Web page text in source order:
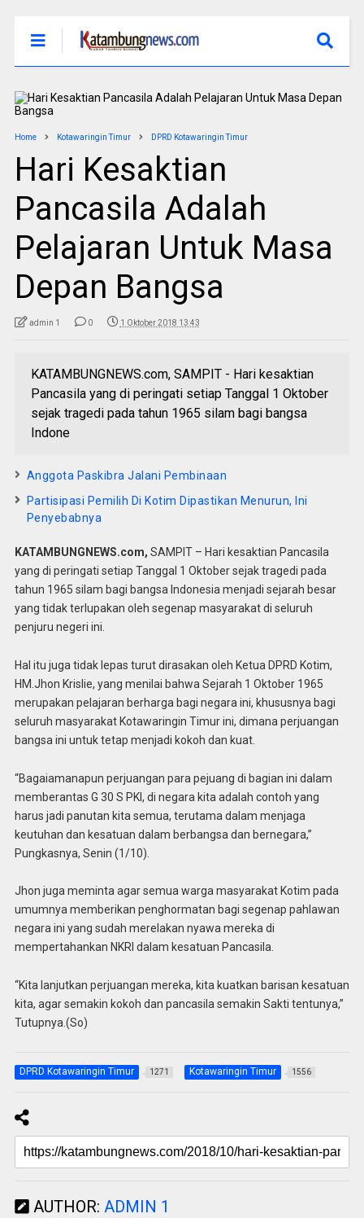
Home Kotawaringin Timur DPRD Kotawaringin Timur
Hari Kesaktian
Pancasila Adalah
Pelajaran Untuk Masa
Depan Bangsa
admin 1 0 1 Oktober 2018 13:43
KATAMBUNGNEWS.com, SAMPIT - Hari kesaktian
Pancasila yang di peringati setiap Tanggal 1 Oktober
sejak tragedi pada tahun 1965 silam bagi bangsa
Indone
Anggota Paskibra Jalani Pembinaan
Partisipasi Pemilih Di Kotim Dipastikan Menurun, Ini
Penyebabnya
KATAMBUNGNEWS.com, SAMPIT – Hari kesaktian Pancasila
yang di peringati setiap Tanggal 1 Oktober sejak tragedi pada
tahun 1965 silam bagi bangsa Indonesia menjadi sejarah besar
yang tidak terlupakan oleh segenap masyarakat di seluruh
penjuru negeri ini.
Hal itu juga tidak lepas turut dirasakan oleh Ketua DPRD Kotim,
HM.Jhon Krislie, yang menilai bahwa Sejarah 1 Oktober 1965
merupakan pelajaran berharga bagi negara ini, khususnya bagi
seluruh masyarakat Kotawaringin Timur ini, dimana perjuangan
bangsa ini untuk tetap menjadi kokoh dan kuat.
“Bagaiamanapun perjuangan para pejuang di bagian ini dalam
memberantas G 30 S PKI, di negara kita adalah contoh yang
harus jadi panutan kita semua, terutama dalam menjaga
keutuhan dan kesatuan dalam berbangsa dan bernegara,”
Pungkasnya, Senin (1/10).
Jhon juga meminta agar semua warga masyarakat Kotim pada
umumnya memberikan penghormatan bagi segenap pahlawan
negara ini yang sudah merelakan nyawa mereka di
mempertahankan NKRI dalam kesatuan Pancasila.
“Kita lanjutkan perjuangan mereka, kita kuatkan barisan kesatuan
kita, agar semakin kokoh dan pancasila semakin Sakti tentunya,”
Tutupnya.(So)
DPRD Kotawaringin Timur 1271 Kotawaringin Timur 1556
AUTHOR: ADMIN 1